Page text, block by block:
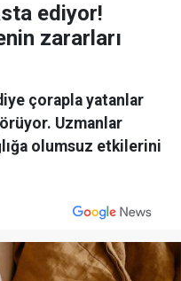
ediyor!
zararları
çorapla yatanlar
Uzmanlar
olumsuz etkilerini